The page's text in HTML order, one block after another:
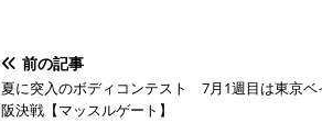
前の記事
夏に突入のボディコンテスト 7月1週目は東京ベ
阪決戦【マッスルゲート】